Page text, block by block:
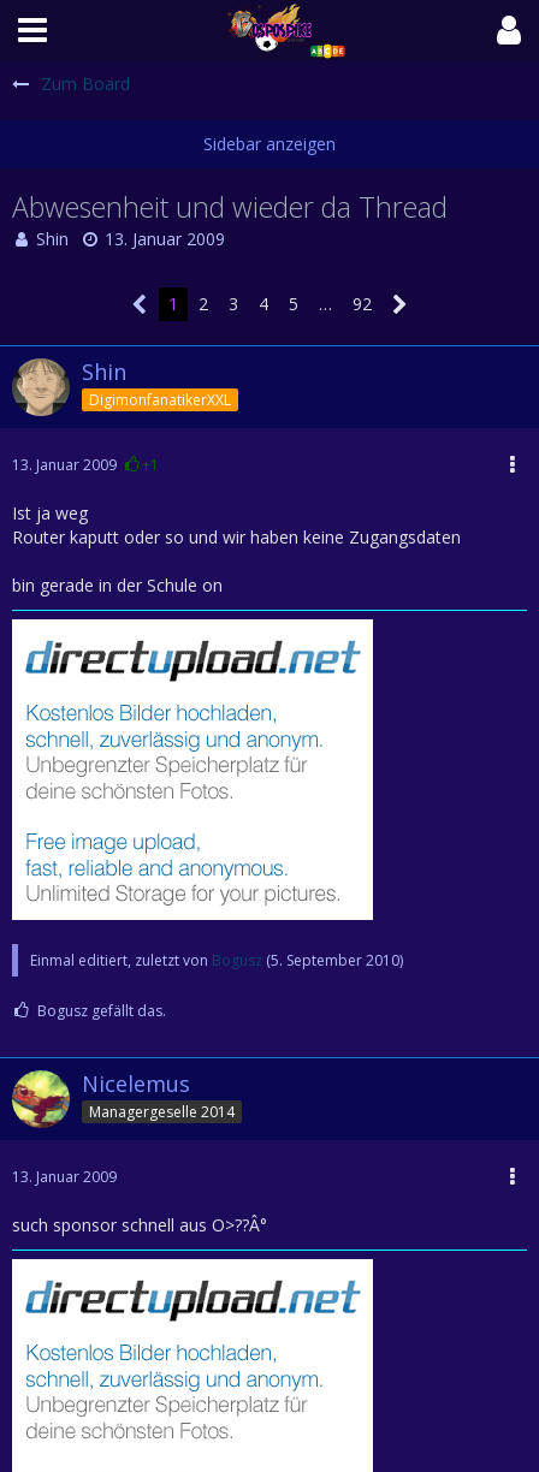
Zum Board
Abwesenheit und wieder da Thread
Shin 13. Januar 2009
1 2 3 4 5 … 92
Shin
DigimonfanatikerXXL
13. Januar 2009 +1
Ist ja weg
Router kaputt oder so und wir haben keine Zugangsdaten
bin gerade in der Schule on
Einmal editiert, zuletzt von Bogusz (5. September 2010)
Bogusz gefällt das.
Nicelemus
Managergeselle 2014
13. Januar 2009
such sponsor schnell aus O>??Â°